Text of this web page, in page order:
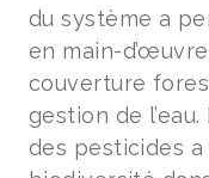
du système a
en main-
couverture
gestion de
des pesticides a